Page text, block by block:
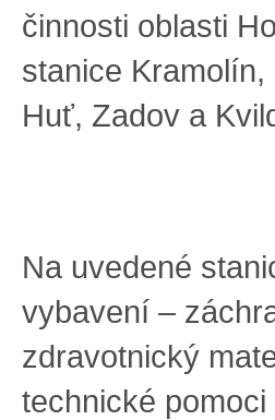
činnosti oblasti
stanice
Huť, Zadov a
Na uvedené
vybavení –
zdravotnický
technické